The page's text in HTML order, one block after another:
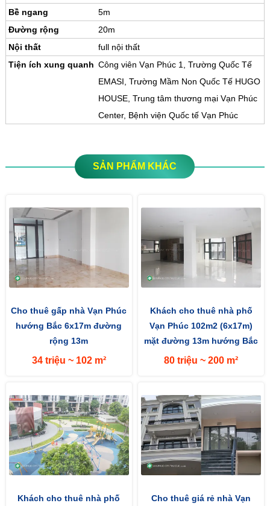
Bề ngang
5m
Đường rộng
20m
Nội thất
full nội thất
Tiện ích xung quanh Công viên Vạn Phúc 1, Trường Quốc Tế
EMASI, Trường Mầm Non Quốc Tế HUGO
HOUSE, Trung tâm thương mại Vạn Phúc
Center, Bệnh viện Quốc tế Vạn Phúc
SẢN PHẨM KHÁC
Cho thuê gấp nhà Vạn Phúc
hướng Bắc 6x17m đường
rộng 13m
34 triệu ~ 102 m²
Khách cho thuê nhà phố
Vạn Phúc 102m2 (6x17m)
mặt đường 13m hướng Bắc
80 triệu ~ 200 m²
Khách cho thuê nhà phố
Cho thuê giá rẻ nhà Vạn